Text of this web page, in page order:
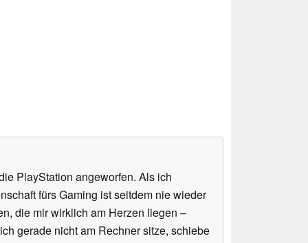
PlayStation angeworfen. Als ich
fürs Gaming ist seitdem nie wieder
die mir wirklich am Herzen liegen –
gerade nicht am Rechner sitze, schiebe